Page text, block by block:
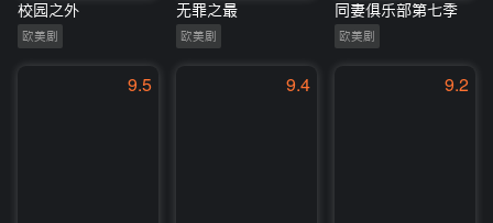
校园之外
欧美剧
无罪之最
欧美剧
同妻俱乐部第七季
欧美剧
9.5 9.4 9.2